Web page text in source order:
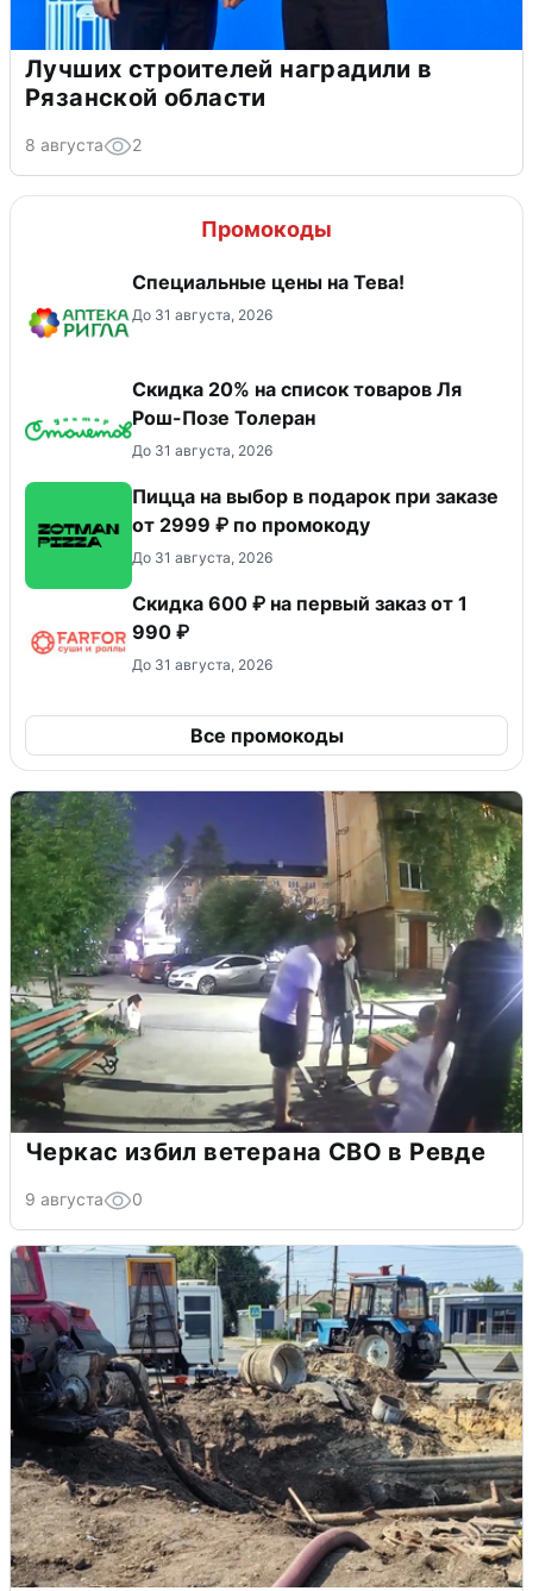
Лучших строителей наградили в
Рязанской области
8 августа 2
Промокоды
Специальные цены на Тева!
До 31 августа, 2026
Скидка 20% на список товаров Ля
Рош-Позе Толеран
До 31 августа, 2026
Пицца на выбор в подарок при заказе
от 2999 ₽ по промокоду
До 31 августа, 2026
Скидка 600 ₽ на первый заказ от 1
990 ₽
До 31 августа, 2026
Все промокоды
Черкас избил ветерана СВО в Ревде
9 августа 0